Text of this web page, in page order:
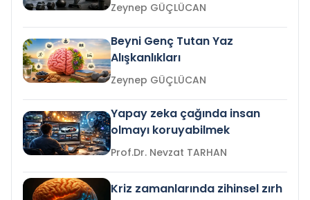
Zeynep GÜÇLÜCAN
Beyni Genç Tutan Yaz
Alışkanlıkları
Zeynep GÜÇLÜCAN
Yapay zeka çağında insan
olmayı koruyabilmek
Prof.Dr. Nevzat TARHAN
Kriz zamanlarında zihinsel zırh